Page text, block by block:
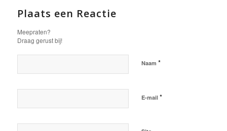
Plaats een Reactie
Meepraten?
Draag gerust bij!
Naam *
E-mail *